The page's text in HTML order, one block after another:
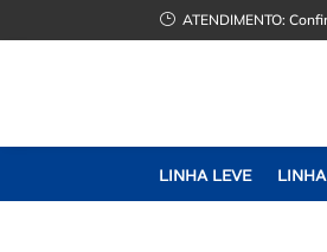
} ATENDIMENTO:
LINHA LEVE